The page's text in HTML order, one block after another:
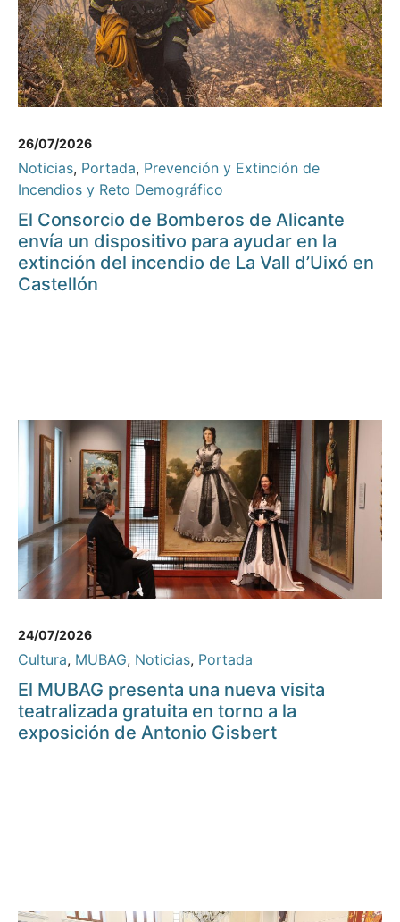
26/07/2026
Noticias, Portada, Prevención y Extinción de
Incendios y Reto Demográfico
El Consorcio de Bomberos de Alicante
envía un dispositivo para ayudar en la
extinción del incendio de La Vall d’Uixó en
Castellón
24/07/2026
Cultura, MUBAG, Noticias, Portada
El MUBAG presenta una nueva visita
teatralizada gratuita en torno a la
exposición de Antonio Gisbert